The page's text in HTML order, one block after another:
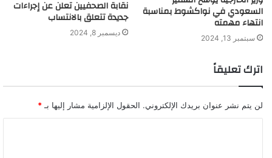
السعودي في نواكشوط بمناسبة
انتهاء مهمته
سبتمبر 13, 2024
نقابة الصحفيين تعلن عن إجراءات
جديدة تتعلق بالانتساب
ديسمبر 8, 2024
اترك تعليقاً
لن يتم نشر عنوان بريدك الإلكتروني. الحقول الإلزامية مشار إليها بـ *